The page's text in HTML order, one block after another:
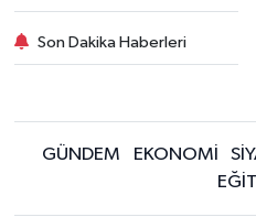
Son Dakika Haberleri
GÜNDEM EKONOMİ